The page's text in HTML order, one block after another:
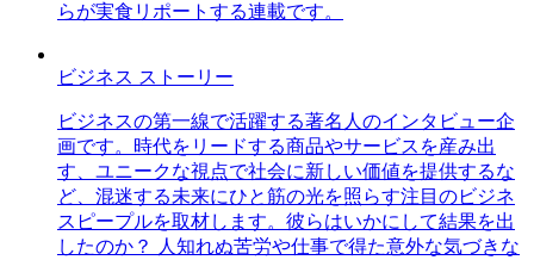
らが実食リポートする連載です。
ビジネス ストーリー
ビジネスの第一線で活躍する著名人のインタビュー企
画です。時代をリードする商品やサービスを産み出
す、ユニークな視点で社会に新しい価値を提供するな
ど、混迷する未来にひと筋の光を照らす注目のビジネ
スピープルを取材します。彼らはいかにして結果を出
したのか？ 人知れぬ苦労や仕事で得た意外な気づきな